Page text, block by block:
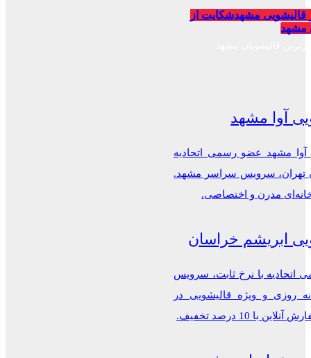
قالیشویی مشهدشکایت از
مشهد
آوا مشهد
آوا مشهد عضو رسمی اتحادیه
تهران، سرویس سراسر مشهد.
مدرن و اختصاصی.
ابریشم خراسان
اتحادیه با نرخ ثابت، سرویس
روزی و ویژه قالیشویی در
با 10 درصد تخفیف.